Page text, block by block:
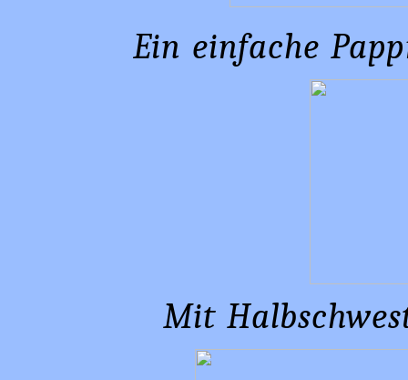
Ein einfache
Mit